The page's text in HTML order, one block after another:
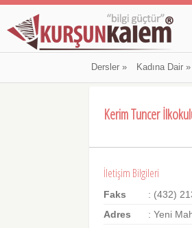
Dersler» Kadına Dair»
Kerim Tuncer
İletişim Bilgileri
Faks
: (432)
Adres
: Yeni